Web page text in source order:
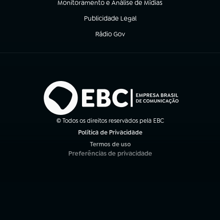
Monitoramento e Análise de Mídias
(abre em nova aba)
Publicidade Legal
(abre em nova aba)
Rádio Gov
(abre em nova aba)
© Todos os direitos reservados pela EBC
Política de Privacidade
Termos de uso
(abre em nova aba)
Preferências de privacidade